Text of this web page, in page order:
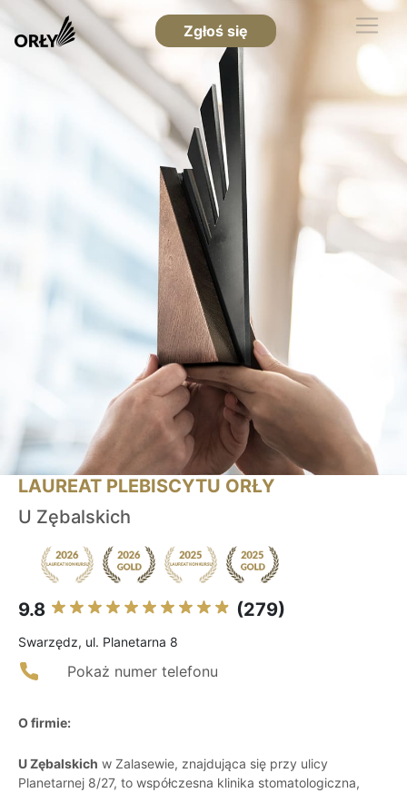
Zgłoś się
LAUREAT PLEBISCYTU ORŁY
U Zębalskich
9.8 (279)
Swarzędz, ul. Planetarna 8
Pokaż numer telefonu
O firmie:
U Zębalskich w Zalasewie, znajdująca się przy ulicy
Planetarnej 8/27, to współczesna klinika stomatologiczna,